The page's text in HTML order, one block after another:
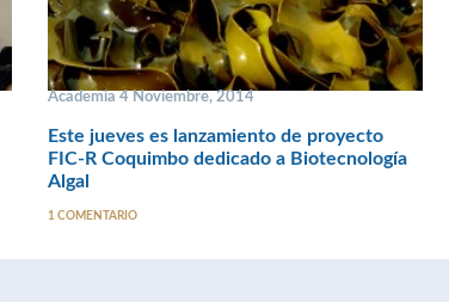
Academia 4 Noviembre, 2014
Este jueves es lanzamiento de proyecto
FIC-R Coquimbo dedicado a Biotecnología
Algal
1 COMENTARIO